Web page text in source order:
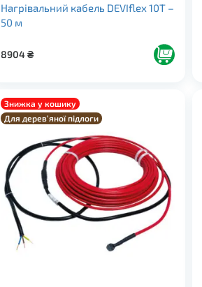
Нагрівальний кабель DEVIflex 10Т –
50 м
8904₴
Знижка у кошику
Для дерев’яної підлоги